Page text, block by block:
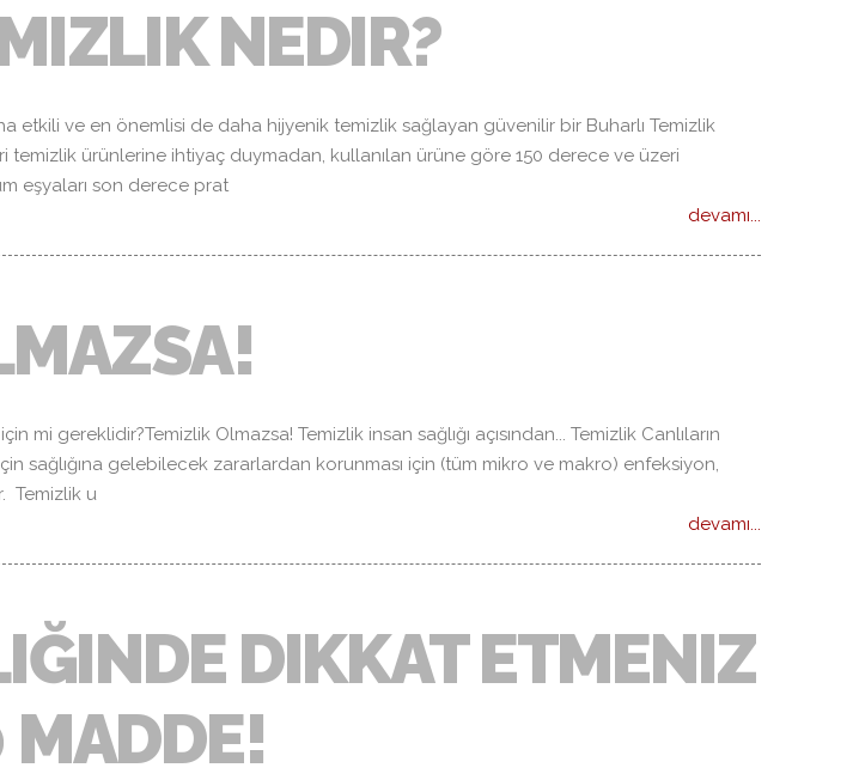
NEDIR?
etkili ve en önemlisi de daha hijyenik temizlik sağlayan güvenilir bir Buharlı Temizlik
ürünlerine ihtiyaç duymadan, kullanılan ürüne göre 150 derece ve üzeri
eşyaları son derece prat
devamı...
mi gereklidir?Temizlik Olmazsa! Temizlik insan sağlığı açısından... Temizlik Canlıların
sağlığına gelebilecek zararlardan korunması için (tüm mikro ve makro) enfeksiyon,
Temizlik u
devamı...
DIKKAT ETMENIZ
MADDE!